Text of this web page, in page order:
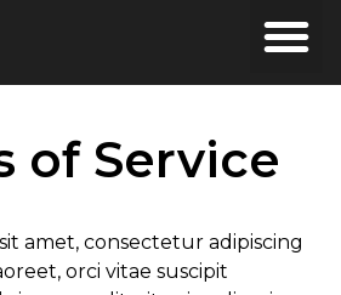
of Service
amet, consectetur adipiscing
orci vitae suscipit